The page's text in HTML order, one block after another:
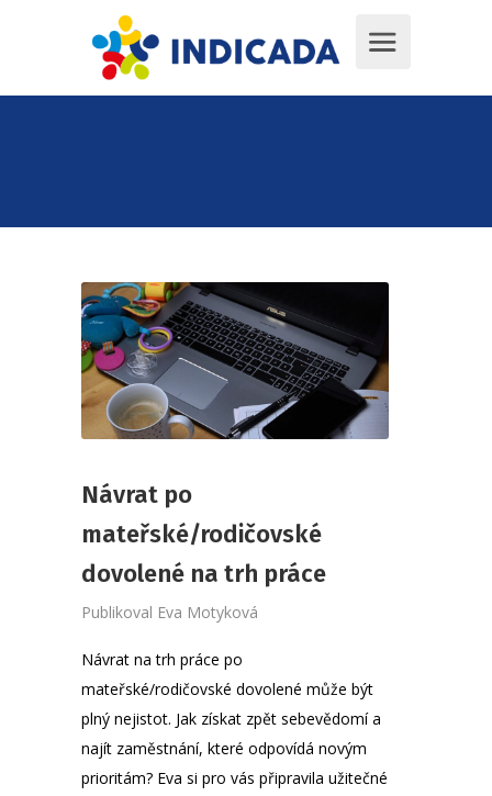
Návrat po
mateřské/rodičovské
dovolené na trh práce
Publikoval Eva Motyková
Návrat na trh práce po
mateřské/rodičovské dovolené může být
plný nejistot. Jak získat zpět sebevědomí a
najít zaměstnání, které odpovídá novým
prioritám? Eva si pro vás připravila užitečné